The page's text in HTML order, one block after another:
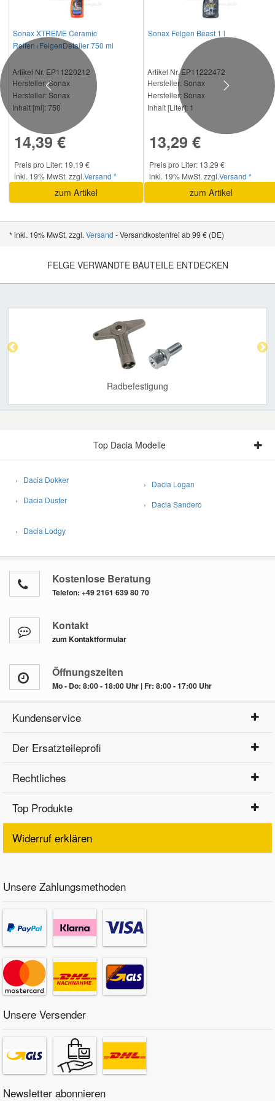
Sonax XTREME Ceramic
Reifen+FelgenDetailer 750 ml
Artikel Nr. EP11220212
Hersteller: Sonax
Hersteller:Sonax
Inhalt [ml]:750
14,39 €
Preis pro Liter: 19,19 €
inkl. 19% MwSt. zzgl.Versand *
zum Artikel
Sonax Felgen Beast 1 l
Artikel Nr. EP11222472
Hersteller: Sonax
Hersteller:Sonax
Inhalt [Liter]: 1
13,29 €
Preis pro Liter: 13,29 €
inkl. 19% MwSt. zzgl.Versand *
zum Artikel
Previous Next
* inkl. 19% MwSt. zzgl. Versand - Versandkostenfrei ab 99 € (DE)
FELGE VERWANDTE BAUTEILE ENTDECKEN
Radbefestigung
Top Dacia Modelle
› Dacia Dokker
› Dacia Duster
› Dacia Logan
› Dacia Sandero
› Dacia Lodgy
Kostenlose Beratung
Telefon: +49 2161 639 80 70
Kontakt
zum Kontaktformular
Öffnungszeiten
Mo - Do: 8:00 - 18:00 Uhr | Fr: 8:00 - 17:00 Uhr
Kundenservice
Der Ersatzteileprofi
Rechtliches
Top Produkte
Widerruf erklären
Unsere Zahlungsmethoden
Unsere Versender
Newsletter abonnieren